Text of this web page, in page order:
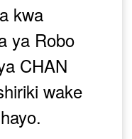
kwa
ya Robo
CHAN
wake